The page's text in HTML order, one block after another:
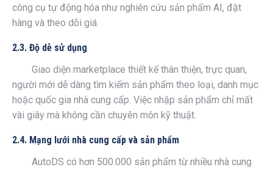
công cụ tự động hóa như nghiên cứu sản phẩm AI, đặt
hàng và theo dõi giá.
2.3. Độ dễ sử dụng
Giao diện marketplace thiết kế thân thiện, trực quan,
người mới dễ dàng tìm kiếm sản phẩm theo loại, danh mục
hoặc quốc gia nhà cung cấp. Việc nhập sản phẩm chỉ mất
vài giây mà không cần chuyên môn kỹ thuật.
2.4. Mạng lưới nhà cung cấp và sản phẩm
AutoDS có hơn 500.000 sản phẩm từ nhiều nhà cung